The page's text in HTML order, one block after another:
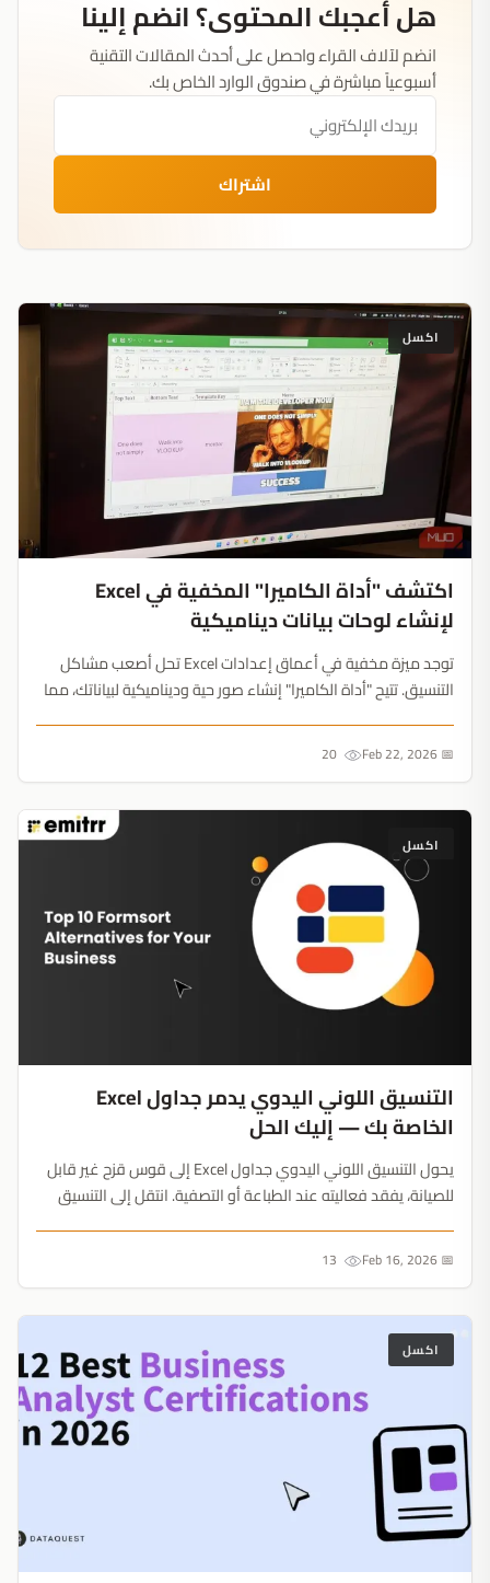
هل أعجبك المحتوى؟ انضم إلينا
انضم لآلاف القراء واحصل على أحدث المقالات التقنية
أسبوعياً مباشرة في صندوق الوارد الخاص بك.
اشتراك
اكسل
اكتشف "أداة الكاميرا" المخفية في Excel
لإنشاء لوحات بيانات ديناميكية
توجد ميزة مخفية في أعماق إعدادات Excel تحل أصعب مشاكل
التنسيق. تتيح "أداة الكاميرا" إنشاء صور حية وديناميكية لبياناتك، مما
📅 Feb 22, 2026
اكسل
التنسيق اللوني اليدوي يدمر جداول Excel
الخاصة بك — إليك الحل
يحول التنسيق اللوني اليدوي جداول Excel إلى قوس قزح غير قابل
للصيانة، يفقد فعاليته عند الطباعة أو التصفية. انتقل إلى التنسيق
📅 Feb 16, 2026
اكسل